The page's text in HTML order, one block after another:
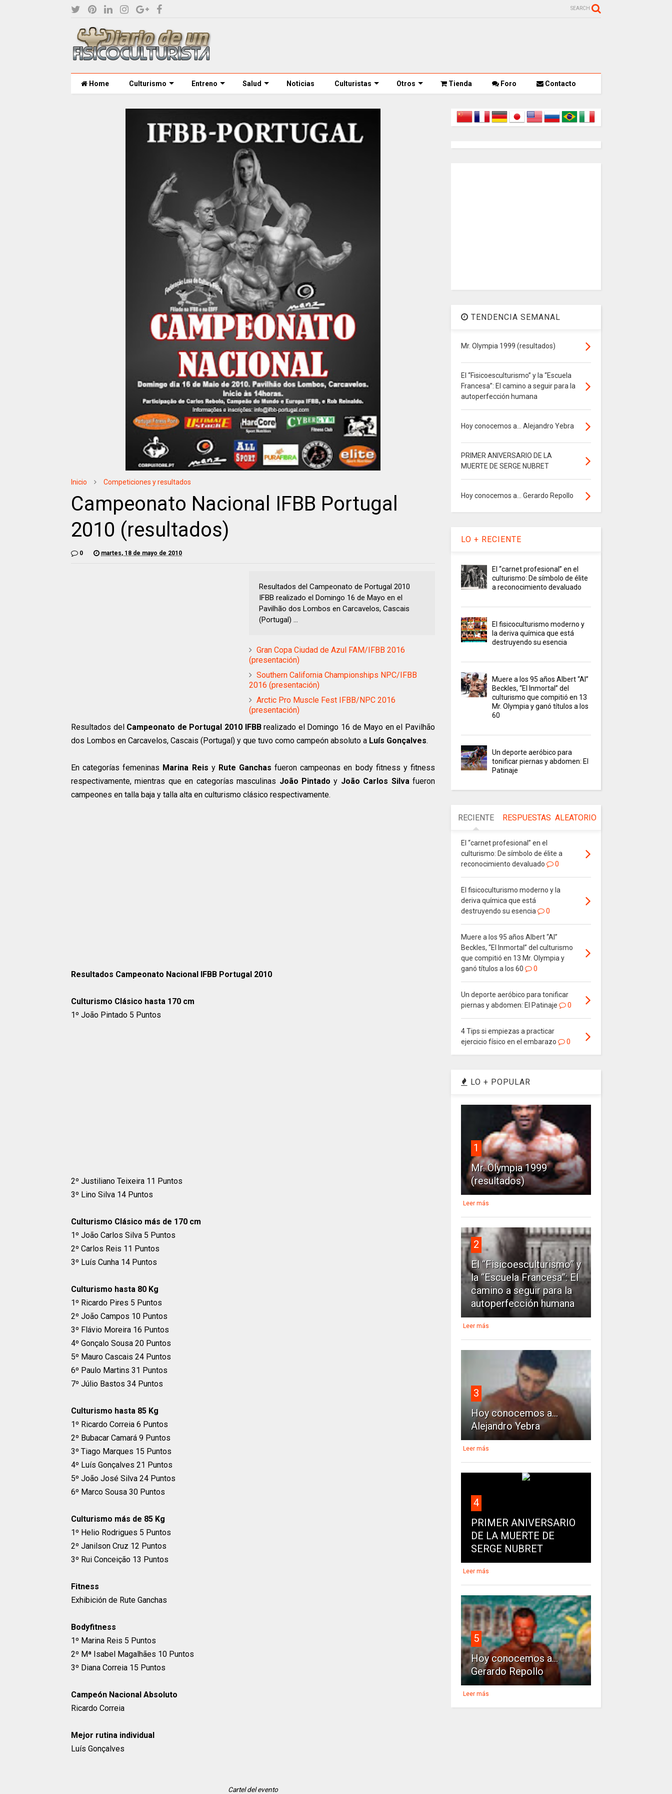
SEARCH
Home Culturismo Entreno Salud Noticias Culturistas Otros Tienda Foro Contacto
Inicio Competiciones y resultados
Campeonato Nacional IFBB Portugal
2010 (resultados)
0 martes, 18 de mayo de 2010
Resultados del Campeonato de Portugal 2010
IFBB realizado el Domingo 16 de Mayo en el
Pavilhão dos Lombos en Carcavelos, Cascais
(Portugal) ...
Gran Copa Ciudad de Azul FAM/IFBB 2016
(presentación)
Southern California Championships NPC/IFBB
2016 (presentación)
Arctic Pro Muscle Fest IFBB/NPC 2016
(presentación)
Resultados del Campeonato de Portugal 2010 IFBBrealizado el Domingo 16 de Mayo en el Pavilhão
dos Lombos en Carcavelos, Cascais (Portugal) y que tuvo como campeón absoluto a Luís Gonçalves.
En categorías femeninas Marina Reis y Rute Ganchas fueron campeonas en body fitness y fitness
respectivamente, mientras que en categorías masculinas João Pintado y João Carlos Silvafueron
campeones en talla baja y talla alta en culturismo clásico respectivamente.
Resultados Campeonato Nacional IFBB Portugal 2010
Culturismo Clásico hasta 170 cm
1º João Pintado 5 Puntos
2º Justiliano Teixeira 11 Puntos
3º Lino Silva 14 Puntos
Culturismo Clásico más de 170 cm
1º João Carlos Silva 5 Puntos
2º Carlos Reis 11 Puntos
3º Luís Cunha 14 Puntos
Culturismo hasta 80 Kg
1º Ricardo Pires 5 Puntos
2º João Campos 10 Puntos
3º Flávio Moreira 16 Puntos
4º Gonçalo Sousa 20 Puntos
5º Mauro Cascais 24 Puntos
6º Paulo Martins 31 Puntos
7º Júlio Bastos 34 Puntos
Culturismo hasta 85 Kg
1º Ricardo Correia 6 Puntos
2º Bubacar Camará 9 Puntos
3º Tiago Marques 15 Puntos
4º Luís Gonçalves 21 Puntos
5º João José Silva 24 Puntos
6º Marco Sousa 30 Puntos
Culturismo más de 85 Kg
1º Helio Rodrigues 5 Puntos
2º Janilson Cruz 12 Puntos
3º Rui Conceição 13 Puntos
Fitness
Exhibición de Rute Ganchas
Bodyfitness
1º Marina Reis 5 Puntos
2º Mª Isabel Magalhães 10 Puntos
3º Diana Correia 15 Puntos
Campeón Nacional Absoluto
Ricardo Correia
Mejor rutina individual
Luís Gonçalves
Cartel del evento
TENDENCIA SEMANAL
Mr. Olympia 1999 (resultados)
El “Fisicoesculturismo” y la “Escuela
Francesa”: El camino a seguir para la
autoperfección humana
Hoy conocemos a... Alejandro Yebra
PRIMER ANIVERSARIO DE LA
MUERTE DE SERGE NUBRET
Hoy conocemos a... Gerardo Repollo
LO + RECIENTE
El “carnet profesional” en el
culturismo: De símbolo de élite
a reconocimiento devaluado
El fisicoculturismo moderno y
la deriva química que está
destruyendo su esencia
Muere a los 95 años Albert “Al”
Beckles, “El Inmortal” del
culturismo que compitió en 13
Mr. Olympia y ganó títulos a los
60
Un deporte aeróbico para
tonificar piernas y abdomen: El
Patinaje
RECIENTE RESPUESTAS ALEATORIO
El “carnet profesional” en el
culturismo: De símbolo de élite a
reconocimiento devaluado
0
El fisicoculturismo moderno y la
deriva química que está
destruyendo su esencia
0
Muere a los 95 años Albert “Al”
Beckles, “El Inmortal” del culturismo
que compitió en 13 Mr. Olympia y
ganó títulos a los 60
0
Un deporte aeróbico para tonificar
piernas y abdomen: El Patinaje
0
4 Tips si empiezas a practicar
ejercicio físico en el embarazo
0
LO + POPULAR
1
Mr. Olympia 1999
(resultados)
Leer más
2
El “Fisicoesculturismo” y
la “Escuela Francesa”: El
camino a seguir para la
autoperfección humana
Leer más
3
Hoy conocemos a...
Alejandro Yebra
Leer más
4
PRIMER ANIVERSARIO
DE LA MUERTE DE
SERGE NUBRET
Leer más
5
Hoy conocemos a...
Gerardo Repollo
Leer más